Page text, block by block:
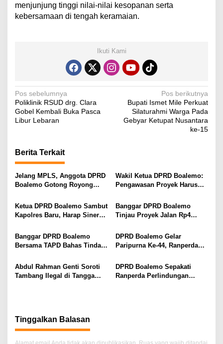
menjunjung tinggi nilai-nilai kesopanan serta
kebersamaan di tengah keramaian.
Ikuti Kami
N
a
v
g
a
s
p
o
s
Pos sebelumnya
Poliklinik RSUD drg. Clara
Gobel Kembali Buka Pasca
Libur Lebaran
Pos berikutnya
Bupati Ismet Mile Perkuat
Silaturahmi Warga Pada
Gebyar Ketupat Nusantara
ke-15
Berita Terkait
Jelang MPLS, Anggota DPRD
Boalemo Gotong Royong
Terintegrasi 71
Wakil Ketua DPRD Boalemo:
Pengawasan Proyek Harus
Masyarakat
Ketua DPRD Boalemo Sambut
Kapolres Baru, Harap Sinergi
Pembangunan
Banggar DPRD Boalemo
Tinjau Proyek Jalan Rp4
2025 Sesuai Realisasi
Banggar DPRD Boalemo
Bersama TAPD Bahas Tindak
Pertanggungjawaban APBD
2025
DPRD Boalemo Gelar
Paripurna Ke-44, Ranperda
Pemberdayaan Usaha Mikro
Disetujui Bersama
Abdul Rahman Genti Soroti
Tambang Ilegal di Tangga
DPRD Boalemo Sepakati
Ranperda Perlindungan
Tinggalkan Balasan